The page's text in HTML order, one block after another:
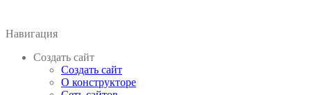
Навигация
Создать сайт
Создать сайт
О конструкторе